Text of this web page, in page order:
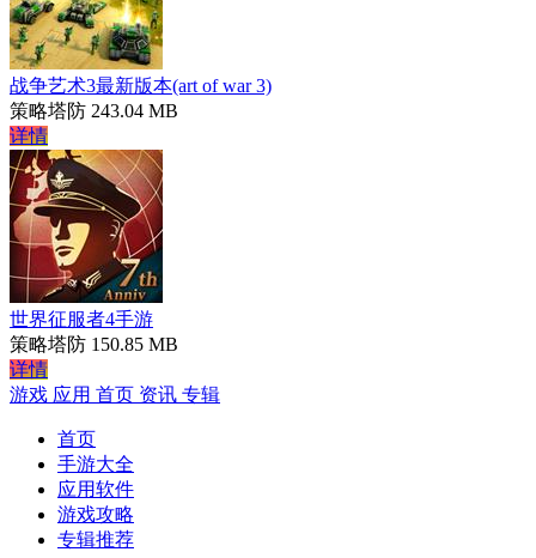
战争艺术3最新版本(art of war 3)
策略塔防 243.04 MB
详情
世界征服者4手游
策略塔防 150.85 MB
详情
游戏 应用 首页 资讯 专辑
首页
手游大全
应用软件
游戏攻略
专辑推荐